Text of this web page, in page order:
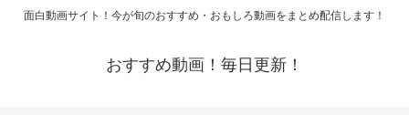
面白動画サイト！今が旬のおすすめ・おもしろ動画をまとめ配信します！
おすすめ動画！毎日更新！